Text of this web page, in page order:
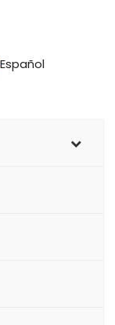
Español